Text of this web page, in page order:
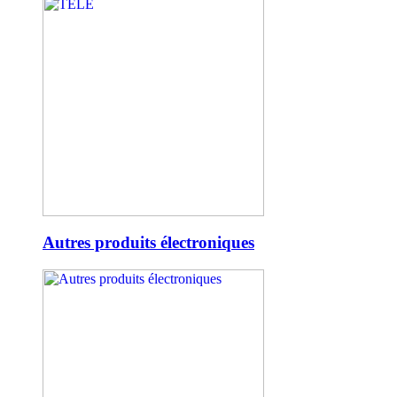
Autres produits électroniques